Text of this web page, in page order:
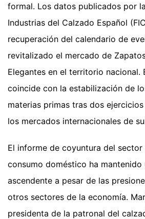
formal. Los datos publicados por
Industrias del Calzado Español
recuperación del calendario de
revitalizado el mercado de
Elegantes en el territorio nacional.
coincide con la estabilización de
materias primas tras dos
los mercados internacionales de
El informe de coyuntura del sector
consumo doméstico ha mantenido
ascendente a pesar de las
otros sectores de la economía.
presidenta de la patronal del